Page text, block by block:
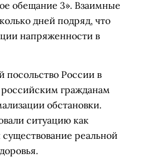
обещание 3». Взаимные
дней подряд, что
напряженности в
посольство России в
гражданам
обстановки.
ситуацию как
реальной